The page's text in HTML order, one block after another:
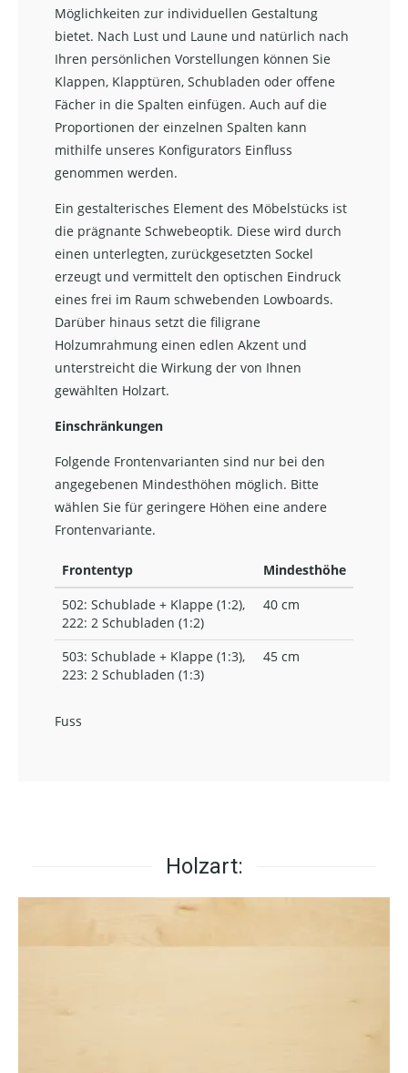
Möglichkeiten zur individuellen Gestaltung
bietet. Nach Lust und Laune und natürlich nach
Ihren persönlichen Vorstellungen können Sie
Klappen, Klapptüren, Schubladen oder offene
Fächer in die Spalten einfügen. Auch auf die
Proportionen der einzelnen Spalten kann
mithilfe unseres Konfigurators Einfluss
genommen werden.
Ein gestalterisches Element des Möbelstücks ist
die prägnante Schwebeoptik. Diese wird durch
einen unterlegten, zurückgesetzten Sockel
erzeugt und vermittelt den optischen Eindruck
eines frei im Raum schwebenden Lowboards.
Darüber hinaus setzt die filigrane
Holzumrahmung einen edlen Akzent und
unterstreicht die Wirkung der von Ihnen
gewählten Holzart.
Einschränkungen
Folgende Frontenvarianten sind nur bei den
angegebenen Mindesthöhen möglich. Bitte
wählen Sie für geringere Höhen eine andere
Frontenvariante.
Frontentyp
Mindesthöhe
502: Schublade + Klappe (1:2),
222: 2 Schubladen (1:2)
40 cm
503: Schublade + Klappe (1:3),
223: 2 Schubladen (1:3)
45 cm
Fuss
Holzart: